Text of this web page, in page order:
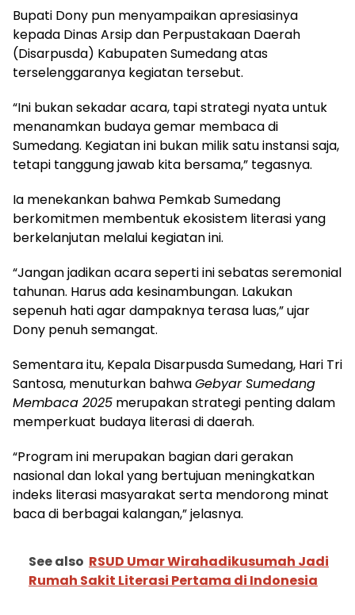
Bupati Dony pun menyampaikan apresiasinya
kepada Dinas Arsip dan Perpustakaan Daerah
(Disarpusda) Kabupaten Sumedang atas
terselenggaranya kegiatan tersebut.
“Ini bukan sekadar acara, tapi strategi nyata untuk
menanamkan budaya gemar membaca di
Sumedang. Kegiatan ini bukan milik satu instansi saja,
tetapi tanggung jawab kita bersama,” tegasnya.
Ia menekankan bahwa Pemkab Sumedang
berkomitmen membentuk ekosistem literasi yang
berkelanjutan melalui kegiatan ini.
“Jangan jadikan acara seperti ini sebatas seremonial
tahunan. Harus ada kesinambungan. Lakukan
sepenuh hati agar dampaknya terasa luas,” ujar
Dony penuh semangat.
Sementara itu, Kepala Disarpusda Sumedang, Hari Tri
Santosa, menuturkan bahwaGebyar Sumedang
Membaca 2025 merupakan strategi penting dalam
memperkuat budaya literasi di daerah.
“Program ini merupakan bagian dari gerakan
nasional dan lokal yang bertujuan meningkatkan
indeks literasi masyarakat serta mendorong minat
baca di berbagai kalangan,” jelasnya.
See also RSUD Umar Wirahadikusumah Jadi
Rumah Sakit Literasi Pertama di Indonesia